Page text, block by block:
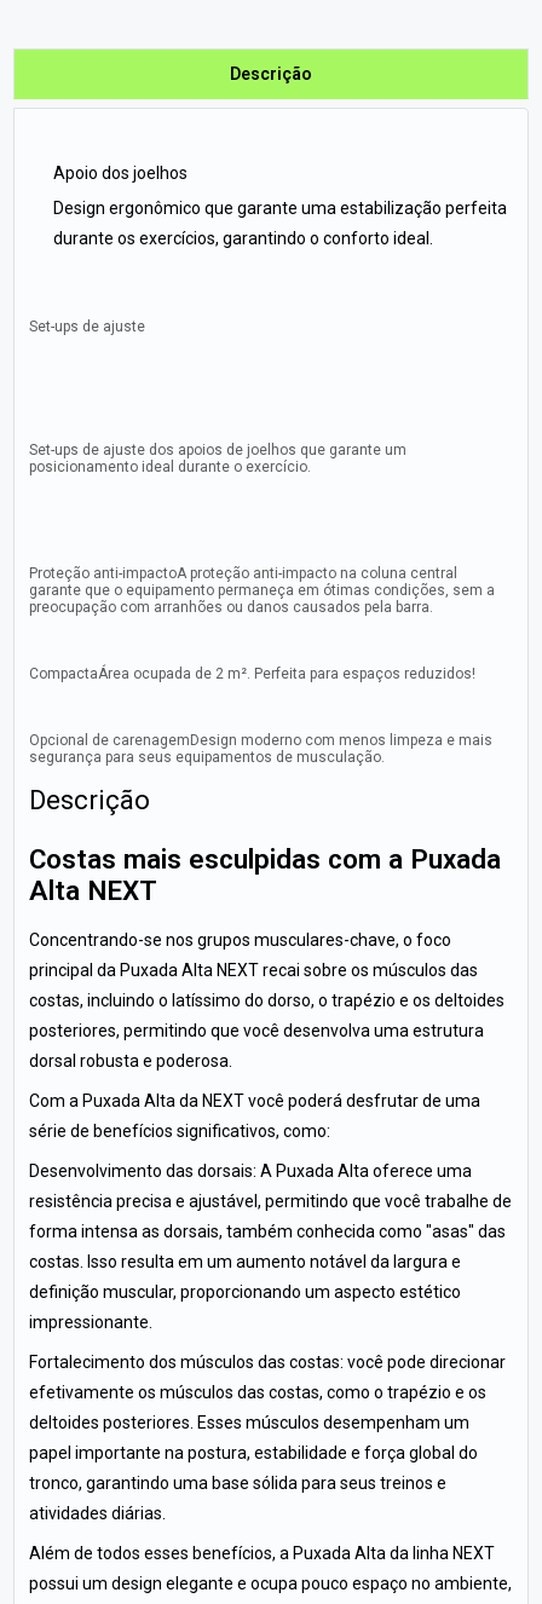
Descrição
Apoio dos joelhos
Design ergonômico que garante uma estabilização perfeita
durante os exercícios, garantindo o conforto ideal.
Set-ups de ajuste
Set-ups de ajuste dos apoios de joelhos que garante um
posicionamento ideal durante o exercício.
Proteção anti-impactoA proteção anti-impacto na coluna central
garante que o equipamento permaneça em ótimas condições, sem a
preocupação com arranhões ou danos causados pela barra.
CompactaÁrea ocupada de 2 m². Perfeita para espaços reduzidos!
Opcional de carenagemDesign moderno com menos limpeza e mais
segurança para seus equipamentos de musculação.
Descrição
Costas mais esculpidas com a Puxada
Alta NEXT
Concentrando-se nos grupos musculares-chave, o foco
principal da Puxada Alta NEXT recai sobre os músculos das
costas, incluindo o latíssimo do dorso, o trapézio e os deltoides
posteriores, permitindo que você desenvolva uma estrutura
dorsal robusta e poderosa.
Com a Puxada Alta da NEXT você poderá desfrutar de uma
série de benefícios significativos, como:
Desenvolvimento das dorsais: A Puxada Alta oferece uma
resistência precisa e ajustável, permitindo que você trabalhe de
forma intensa as dorsais, também conhecida como "asas" das
costas. Isso resulta em um aumento notável da largura e
definição muscular, proporcionando um aspecto estético
impressionante.
Fortalecimento dos músculos das costas: você pode direcionar
efetivamente os músculos das costas, como o trapézio e os
deltoides posteriores. Esses músculos desempenham um
papel importante na postura, estabilidade e força global do
tronco, garantindo uma base sólida para seus treinos e
atividades diárias.
Além de todos esses benefícios, a Puxada Alta da linha NEXT
possui um design elegante e ocupa pouco espaço no ambiente,